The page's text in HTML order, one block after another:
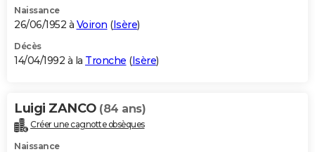
Naissance
26/06/1952 à Voiron (Isère)
Décès
14/04/1992 à la Tronche (Isère)
Luigi ZANCO (84 ans)
Créer une cagnotte obsèques
Naissance